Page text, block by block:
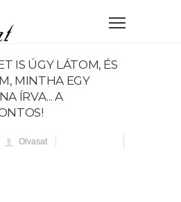
IS ÚGY LÁTOM, ÉS
MINTHA EGY
ÍRVA... A
Olvasat